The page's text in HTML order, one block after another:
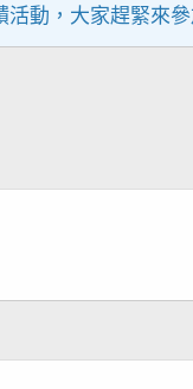
，大家趕緊來參加